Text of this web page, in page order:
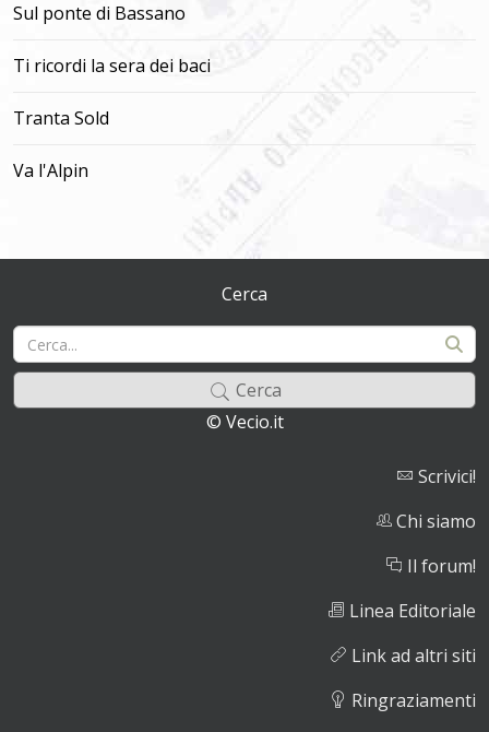
Sul ponte di Bassano
Ti ricordi la sera dei baci
Tranta Sold
Va l'Alpin
Cerca
Cerca
© Vecio.it
Scrivici!
Chi siamo
Il forum!
Linea Editoriale
Link ad altri siti
Ringraziamenti